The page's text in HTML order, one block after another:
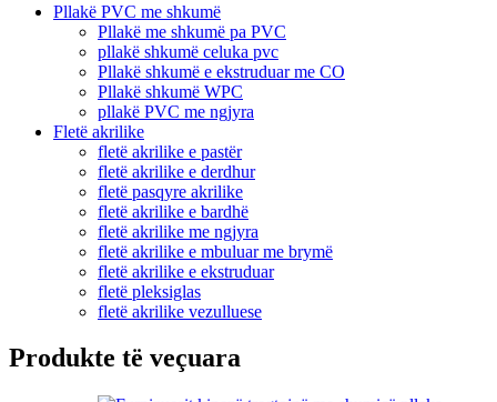
Pllakë PVC me shkumë
Pllakë me shkumë pa PVC
pllakë shkumë celuka pvc
Pllakë shkumë e ekstruduar me CO
Pllakë shkumë WPC
pllakë PVC me ngjyra
Fletë akrilike
fletë akrilike e pastër
fletë akrilike e derdhur
fletë pasqyre akrilike
fletë akrilike e bardhë
fletë akrilike me ngjyra
fletë akrilike e mbuluar me brymë
fletë akrilike e ekstruduar
fletë pleksiglas
fletë akrilike vezulluese
Produkte të veçuara